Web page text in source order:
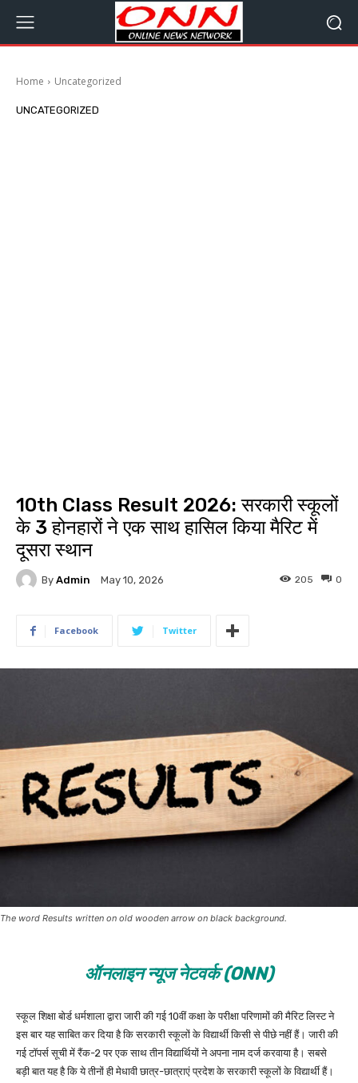
Home Uncategorized
UNCATEGORIZED
10th Class Result 2026: सरकारी स्कूलों
के 3 होनहारों ने एक साथ हासिल किया मैरिट में
दूसरा स्थान
By Admin May 10, 2026 0
205
Facebook Twitter
The word Results written on old wooden arrow on black background.
ऑनलाइन न्यूज नेटवर्क (ONN)
स्कूल शिक्षा बोर्ड धर्मशाला द्वारा जारी की गई 10वीं कक्षा के परीक्षा परिणामों की मैरिट लिस्ट ने
इस बार यह साबित कर दिया है कि सरकारी स्कूलों के विद्यार्थी किसी से पीछे नहीं हैं। जारी की
गई टॉपर्स सूची में रैंक-2 पर एक साथ तीन विद्यार्थियों ने अपना नाम दर्ज करवाया है। सबसे
बड़ी बात यह है कि ये तीनों ही मेधावी छात्र-छात्राएं प्रदेश के सरकारी स्कूलों के विद्यार्थी हैं।